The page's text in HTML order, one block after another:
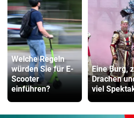
Welche Regeln
würden Sie für E-
Scooter
einführen?
Eine Burg,
Drachen
viel